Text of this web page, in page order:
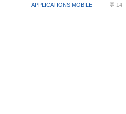
APPLICATIONS MOBILE 💬 14